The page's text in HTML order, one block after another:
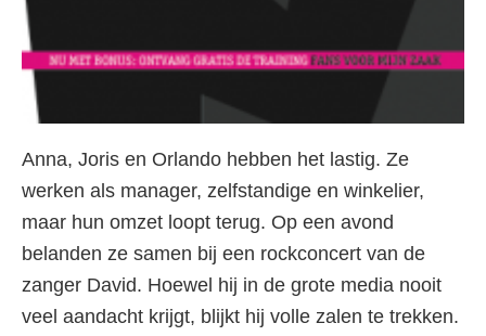
Anna, Joris en Orlando hebben het lastig. Ze
werken als manager, zelfstandige en winkelier,
maar hun omzet loopt terug. Op een avond
belanden ze samen bij een rockconcert van de
zanger David. Hoewel hij in de grote media nooit
veel aandacht krijgt, blijkt hij volle zalen te trekken.